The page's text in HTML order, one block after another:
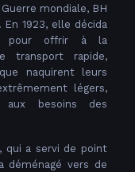
mondiale, BH
1923, elle décida
pour offrir à la
transport rapide,
naquirent leurs
légers,
aux besoins des
qui a servi de point
déménagé vers de